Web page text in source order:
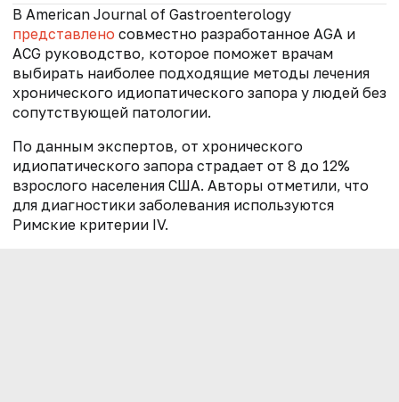
В American Journal of Gastroenterology
представлено совместно разработанное AGA и
ACG руководство, которое поможет врачам
выбирать наиболее подходящие методы лечения
хронического идиопатического запора у людей без
сопутствующей патологии.
По данным экспертов, от хронического
идиопатического запора страдает от 8 до 12%
взрослого населения США. Авторы отметили, что
для диагностики заболевания используются
Римские критерии IV.